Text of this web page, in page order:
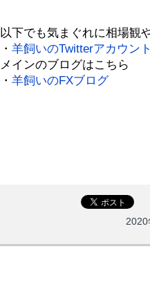
以下でも気まぐれに相場観
・ 羊飼いのTwitterアカウン
メインのブログはこちら
・ 羊飼いのFXブログ